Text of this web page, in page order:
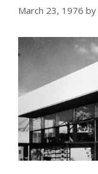
March 23, 1976 by